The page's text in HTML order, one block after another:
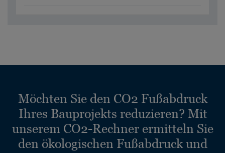
Möchten Sie den CO2 Fußabdruck
Ihres Bauprojekts reduzieren? Mit
unserem CO2-Rechner ermitteln Sie
den ökologischen Fußabdruck und